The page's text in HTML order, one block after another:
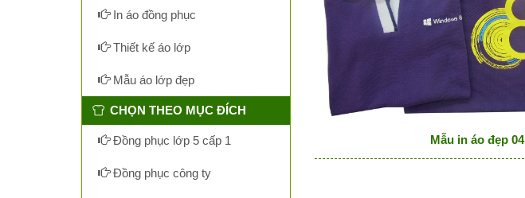
Mẫu in áo đẹp 04
In áo đồng phục
Thiết kế áo lớp
Mẫu áo lớp đẹp
CHỌN THEO MỤC ĐÍCH
Đồng phục lớp 5 cấp 1
Đồng phục công ty